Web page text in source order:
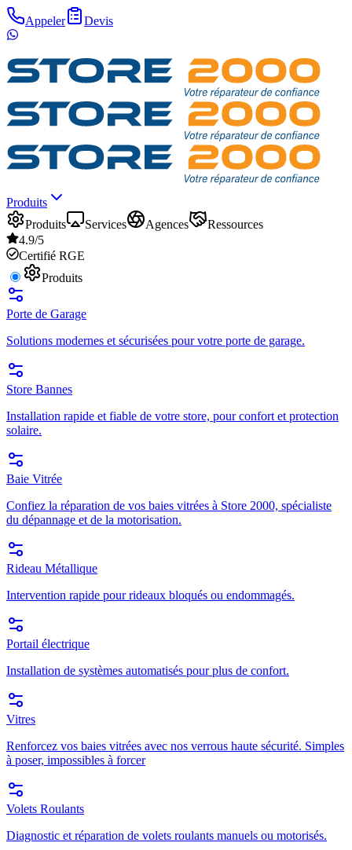
Appeler Devis
Produits
Produits
Services Agences
Ressources
4.9/5
Certifié RGE
Produits
Porte de Garage
Solutions modernes et sécurisées pour votre porte de garage.
Store Bannes
Installation rapide et fiable de votre store, pour confort et protection
solaire.
Baie Vitrée
Confiez la réparation de vos baies vitrées à Store 2000, spécialiste
du dépannage et de la motorisation.
Rideau Métallique
Intervention rapide pour rideaux bloqués ou endommagés.
Portail électrique
Installation de systèmes automatisés pour plus de confort.
Vitres
Renforcez vos baies vitrées avec nos verrous haute sécurité. Simples
à poser, impossibles à forcer
Volets Roulants
Diagnostic et réparation de volets roulants manuels ou motorisés.